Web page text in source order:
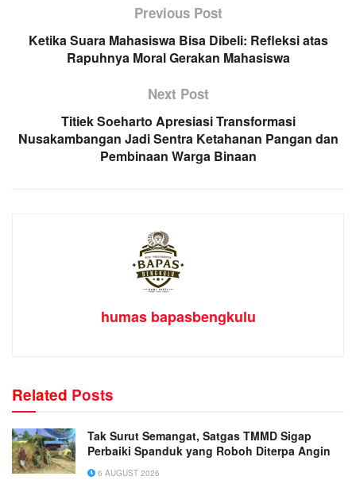
Previous Post
Ketika Suara Mahasiswa Bisa Dibeli: Refleksi atas
Rapuhnya Moral Gerakan Mahasiswa
Next Post
Titiek Soeharto Apresiasi Transformasi
Nusakambangan Jadi Sentra Ketahanan Pangan dan
Pembinaan Warga Binaan
humas bapasbengkulu
Related Posts
Tak Surut Semangat, Satgas TMMD Sigap
Perbaiki Spanduk yang Roboh Diterpa Angin
6 AUGUST 2026